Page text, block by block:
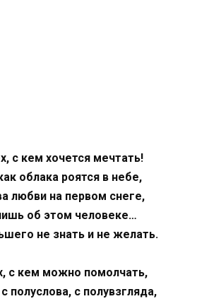
с кем хочется мечтать!
облака роятся в небе,
любви на первом снеге,
об этом человеке…
не знать и не желать.
с кем можно помолчать,
полуслова, с полувзгляда,